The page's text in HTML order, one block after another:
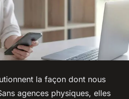
la façon dont nous
agences physiques, elles